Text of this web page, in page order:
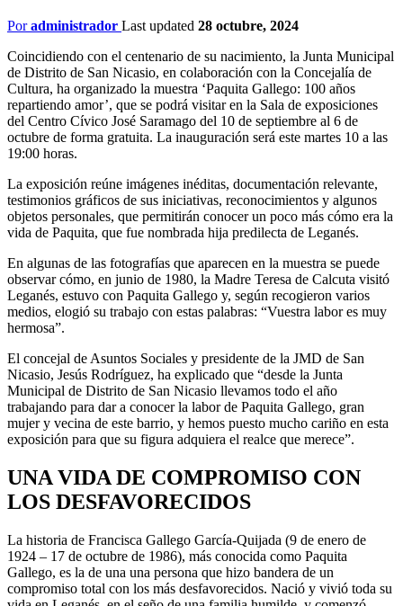
Poradministrador Last updated 28 octubre, 2024
Coincidiendo con el centenario de su nacimiento, la Junta Municipal
de Distrito de San Nicasio, en colaboración con la Concejalía de
Cultura, ha organizado la muestra ‘Paquita Gallego: 100 años
repartiendo amor’, que se podrá visitar en la Sala de exposiciones
del Centro Cívico José Saramago del 10 de septiembre al 6 de
octubre de forma gratuita. La inauguración será este martes 10 a las
19:00 horas.
La exposición reúne imágenes inéditas, documentación relevante,
testimonios gráficos de sus iniciativas, reconocimientos y algunos
objetos personales, que permitirán conocer un poco más cómo era la
vida de Paquita, que fue nombrada hija predilecta de Leganés.
En algunas de las fotografías que aparecen en la muestra se puede
observar cómo, en junio de 1980, la Madre Teresa de Calcuta visitó
Leganés, estuvo con Paquita Gallego y, según recogieron varios
medios, elogió su trabajo con estas palabras: “Vuestra labor es muy
hermosa”.
El concejal de Asuntos Sociales y presidente de la JMD de San
Nicasio, Jesús Rodríguez, ha explicado que “desde la Junta
Municipal de Distrito de San Nicasio llevamos todo el año
trabajando para dar a conocer la labor de Paquita Gallego, gran
mujer y vecina de este barrio, y hemos puesto mucho cariño en esta
exposición para que su figura adquiera el realce que merece”.
UNA VIDA DE COMPROMISO CON
LOS DESFAVORECIDOS
La historia de Francisca Gallego García-Quijada (9 de enero de
1924 – 17 de octubre de 1986), más conocida como Paquita
Gallego, es la de una una persona que hizo bandera de un
compromiso total con los más desfavorecidos. Nació y vivió toda su